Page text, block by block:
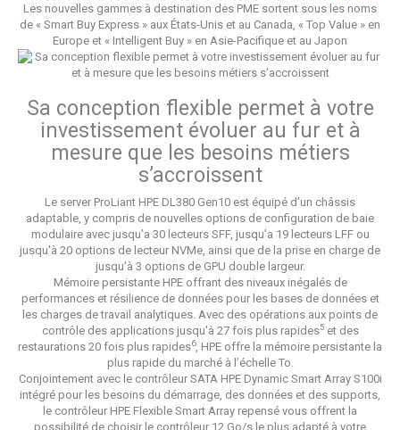
Les nouvelles gammes à destination des PME sortent sous les noms
de « Smart Buy Express » aux États-Unis et au Canada, « Top Value » en
Europe et « Intelligent Buy » en Asie-Pacifique et au Japon
Sa conception flexible permet à votre
investissement évoluer au fur et à
mesure que les besoins métiers
s’accroissent
Le server ProLiant HPE DL380 Gen10 est équipé d’un châssis
adaptable, y compris de nouvelles options de configuration de baie
modulaire avec jusqu’a 30 lecteurs SFF, jusqu’a 19 lecteurs LFF ou
jusqu'à 20 options de lecteur NVMe, ainsi que de la prise en charge de
jusqu’à 3 options de GPU double largeur.
Mémoire persistante HPE offrant des niveaux inégalés de
performances et résilience de données pour les bases de données et
les charges de travail analytiques. Avec des opérations aux points de
contrôle des applications jusqu'à 27 fois plus rapides5et des
restaurations 20 fois plus rapides6, HPE offre la mémoire persistante la
plus rapide du marché à l’échelle To.
Conjointement avec le contrôleur SATA HPE Dynamic Smart Array S100i
intégré pour les besoins du démarrage, des données et des supports,
le contrôleur HPE Flexible Smart Array repensé vous offrent la
possibilité de choisir le contrôleur 12 Go/s le plus adapté à votre